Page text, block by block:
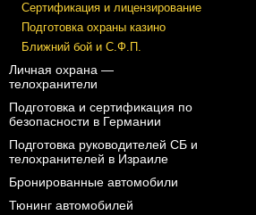
Сертификация и лицензирование
Подготовка охраны казино
Ближний бой и С.Ф.П.
Личная охрана —
телохранители
Подготовка и сертификация по
безопасности в Германии
Подготовка руководителей СБ и
телохранителей в Израиле
Бронированные автомобили
Тюнинг автомобилей